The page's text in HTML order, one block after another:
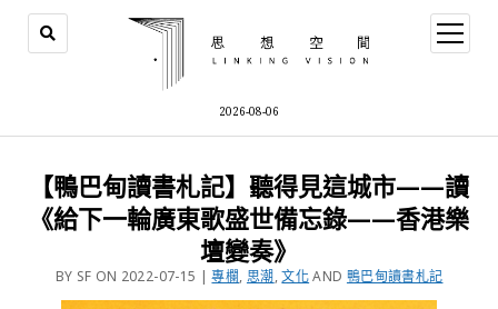
2026-08-06
【鴨巴甸讀書札記】聽得見這城市——讀
《給下一輪廣東歌盛世備忘錄——香港樂
壇變奏》
BY SF ON 2022-07-15 |專欄, 思潮,文化AND 鴨巴甸讀書札記